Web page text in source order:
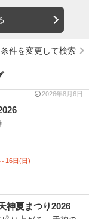
条件を変更して検索
2026年8月6日
16日(日)
神夏まつり2026